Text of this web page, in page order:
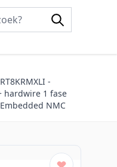
-
hardwire 1 fase
NMC